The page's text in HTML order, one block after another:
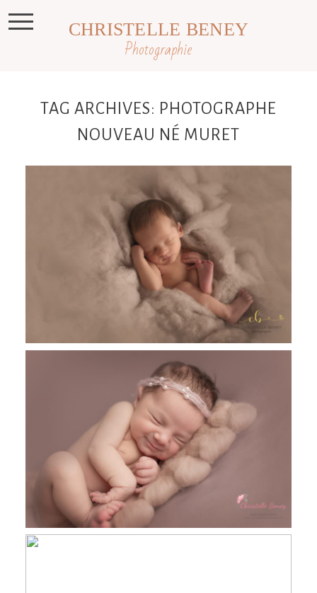
Photographie
CHRISTELLE BENEY
TAG ARCHIVES: PHOTOGRAPHE
NOUVEAU NÉ MURET
Mathis, 9 jours séance nouveau né
Toulouse, Castres et Revel
Léonie, 12 jours, séance nouveau né
Toulouse, Castres et Revel